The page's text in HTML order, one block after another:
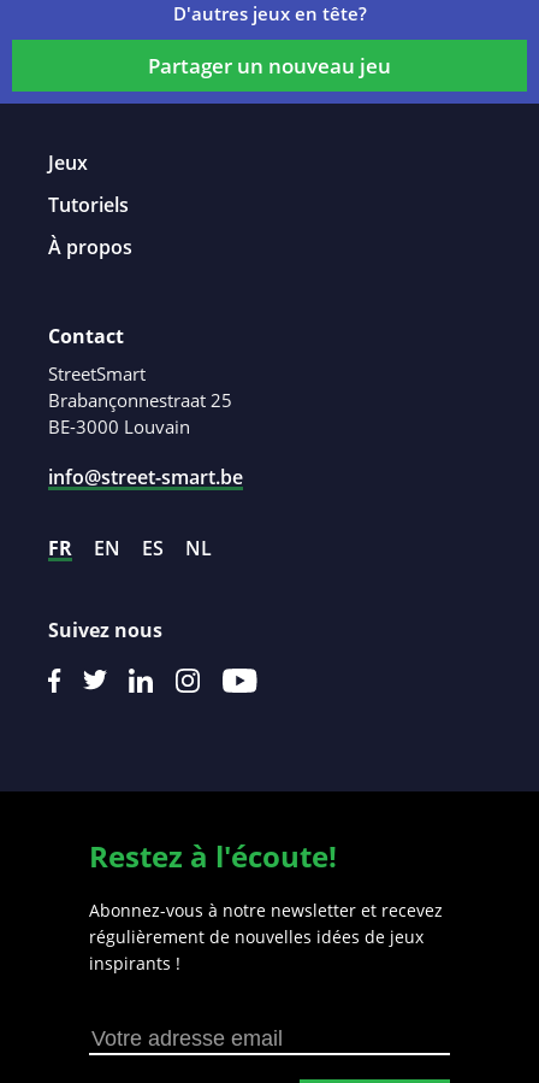
D'autres jeux en tête?
Partager un nouveau jeu
Jeux
Tutoriels
À propos
Contact
StreetSmart
Brabançonnestraat 25
BE-3000 Louvain
info@street-smart.be
FR EN ES NL
Suivez nous
Restez à l'écoute!
Abonnez-vous à notre newsletter et recevez
régulièrement de nouvelles idées de jeux
inspirants !